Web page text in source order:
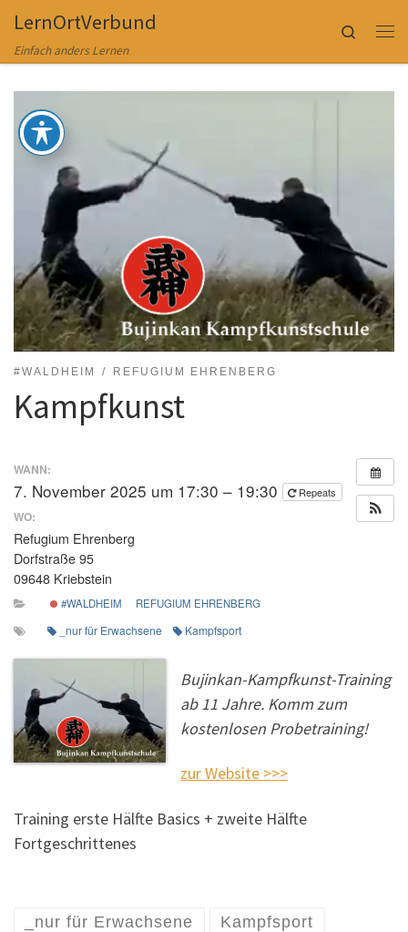
Zum Inhalt springen
LernOrtVerbund
Einfach anders Lernen
Search
#WALDHEIM REFUGIUM EHRENBERG
Kampfkunst
WANN:
7. November 2025 um 17:30 – 19:30 Repeats
WO:
Refugium Ehrenberg
Dorfstraße 95
09648 Kriebstein
#WALDHEIM REFUGIUM EHRENBERG
_nur für Erwachsene Kampfsport
Bujinkan-Kampfkunst-Training
ab 11 Jahre. Komm zum
kostenlosen Probetraining!
zur Website >>>
Training erste Hälfte Basics + zweite Hälfte
Fortgeschrittenes
_nur für Erwachsene Kampfsport